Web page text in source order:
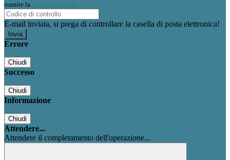
tramite la
E-mail inviata, si prega di controllare la casella di posta elettronica!
Errore
Chiudi
Successo
Chiudi
Informazione
Chiudi
Attendere...
Attendere il completamento dell'operazione...